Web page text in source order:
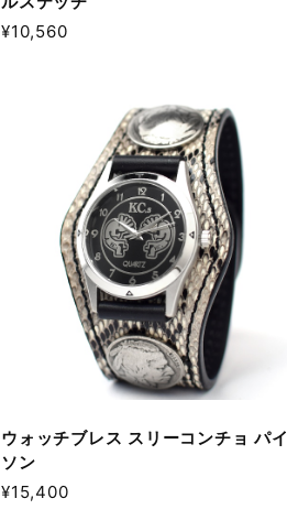
¥10,560
ウォッチブレス スリーコンチョ パイ
ソン
¥15,400